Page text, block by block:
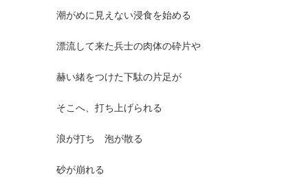
潮がめに見えない浸食を始める
漂流して来た兵士の肉体の砕片や
赫い緒をつけた下駄の片足が
そこへ、打ち上げられる
浪が打ち 泡が散る
砂が崩れる